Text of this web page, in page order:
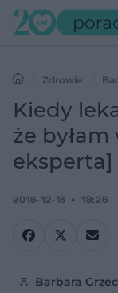
Zdrowie
byłam w ciąży?
Kiedy
że
eksperta]
2016-12-13 18:26
Barbara